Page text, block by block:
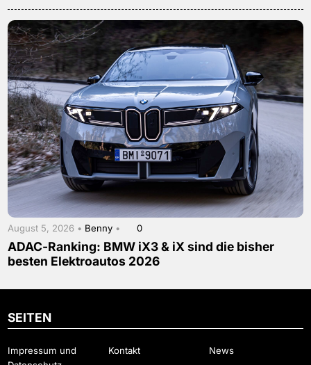
August 5, 2026 • Benny • 0
ADAC-Ranking: BMW iX3 & iX sind die bisher
besten Elektroautos 2026
SEITEN
Impressum und
Kontakt News